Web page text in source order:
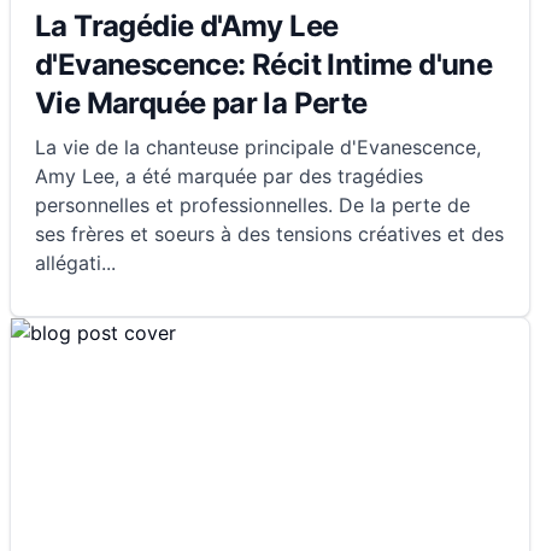
La Tragédie d'Amy Lee
d'Evanescence: Récit Intime d'une
Vie Marquée par la Perte
La vie de la chanteuse principale d'Evanescence,
Amy Lee, a été marquée par des tragédies
personnelles et professionnelles. De la perte de
ses frères et soeurs à des tensions créatives et des
allégati...